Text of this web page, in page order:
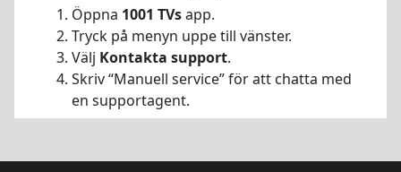
Öppna 1001 TVsapp.
Tryck på menyn uppe till vänster.
Välj Kontakta support.
Skriv “Manuell service” för att chatta med
en supportagent.